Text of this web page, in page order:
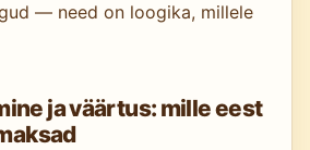
— need on loogika, millele
ja väärtus: mille eest